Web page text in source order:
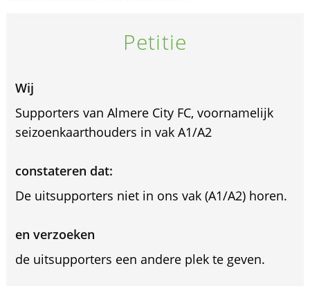
Petitie
Wij
Supporters van Almere City FC, voornamelijk
seizoenkaarthouders in vak A1/A2
constateren dat:
De uitsupporters niet in ons vak (A1/A2) horen.
en verzoeken
de uitsupporters een andere plek te geven.